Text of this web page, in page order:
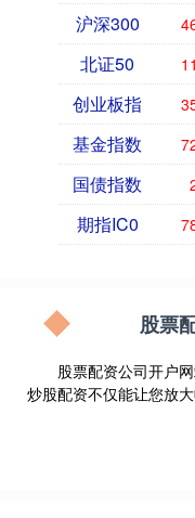
沪深300
北证50
创业板指
基金指数
国债指数
期指IC0
股票
股票配资公司开户
炒股配资不仅能让您放